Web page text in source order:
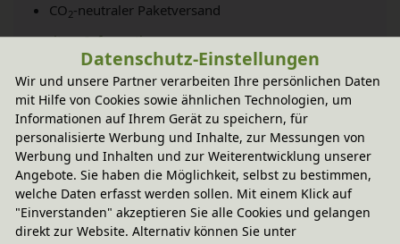
CO2-neutraler Paketversand
weitere Informationen
Technische Daten
Baumberger
Datenschutz-Einstellungen
Wir und unsere Partner verarbeiten Ihre persönlichen Daten
mit Hilfe von Cookies sowie ähnlichen Technologien, um
Informationen auf Ihrem Gerät zu speichern, für
personalisierte Werbung und Inhalte, zur Messungen von
Werbung und Inhalten und zur Weiterentwicklung unserer
Angebote. Sie haben die Möglichkeit, selbst zu bestimmen,
welche Daten erfasst werden sollen. Mit einem Klick auf
"Einverstanden" akzeptieren Sie alle Cookies und gelangen
direkt zur Website. Alternativ können Sie unter